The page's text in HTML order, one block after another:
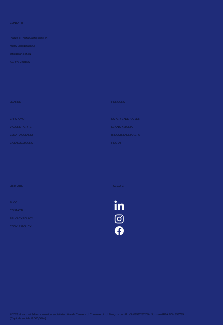
CONTATTI
Piazza di Porta Castiglione, 14
40136, Bologna (BO)
info@leanbet.eu
+39 376 210 8166
LEANBET
CHI SIAMO
VALORE PER TE
COSA FACCIAMO
CATALOGO CORSI
PERCORSI
ESPERIENZE KAIZEN
LEAN SIX SIGMA
INDUSTRIAL MAKERS
PDC-AI
LINK UTILI
BLOG
CONTATTI
PRIVACY POLICY
COOKIE POLICY
SEGUICI
© 2023 - Leanbet Srl a socio unico, società iscritta alla Camera di Commercio di Bologna con P.IVA 03931251205 - Numero REA BO - 556759
(Capitale sociale 18.000,00 i.v.)